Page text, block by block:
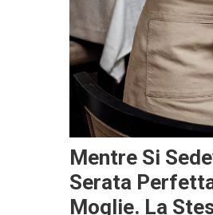
Mentre Si
Serata
Moglie. La